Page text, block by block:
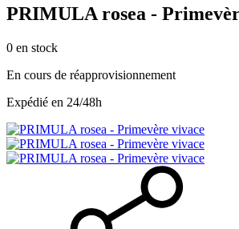
PRIMULA rosea -
0 en stock
En cours de réapprovisionnement
Expédié en 24/48h